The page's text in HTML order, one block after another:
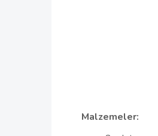
Malzemeler: